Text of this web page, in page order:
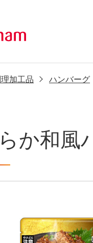
加工品 ハンバーグ
か和風